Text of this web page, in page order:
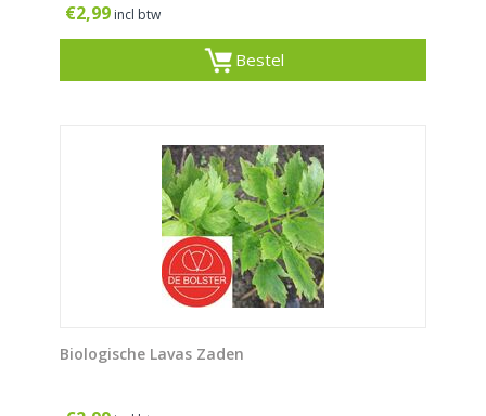
€2,99 incl btw
Bestel
Biologische Lavas Zaden